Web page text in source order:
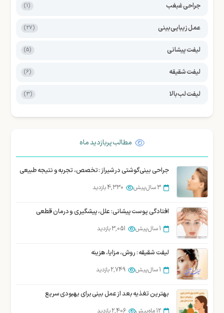
جراحی غبغب (1)
عمل زیبایی بینی (27)
لیفت پیشانی (5)
لیفت شقیقه (6)
لیفت لب بالا (3)
مطالب پربازدید ماه
جراحی بینی گوشتی در شیراز : تخصص، تجربه و نتیجه طبیعی
3 سال پیش 4,330 بازدید
افتادگی پوست پیشانی: علل، پیشگیری و درمان قطعی
1 سال پیش 3,051 بازدید
لیفت شقیقه : روش، مزایا، هزینه
1 سال پیش 2,749 بازدید
بهترین تغذیه بعد از عمل بینی برای بهبودی سریع
12 ماه پیش 2,406 بازدید